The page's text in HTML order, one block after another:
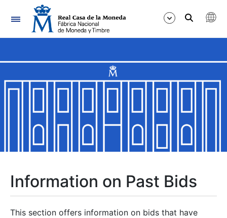
Navigation
Show/Hide
Show/Hide
Show/Hide
Information on Past Bids
This section offers information on bids that have